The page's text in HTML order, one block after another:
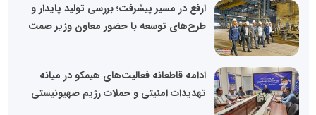
ارفع در مسیر پیشرفت؛ بررسی تولید پایدار و
طرح‌های توسعه با حضور معاون وزیر صمت
ادامه قاطعانه فعالیت‌های هیمکو در میانه
تهدیدات امنیتی و حملات رژیم صهیونیستی